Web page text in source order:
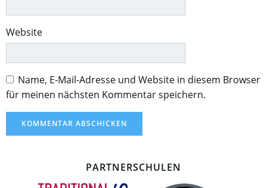
Website
Name, E-Mail-Adresse und Website in diesem Browser
für meinen nächsten Kommentar speichern.
PARTNERSCHULEN